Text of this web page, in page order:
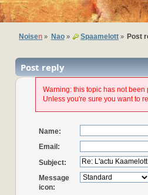
Noisen » Nao» Spaamelott» Post
Post reply
Warning: this topic has not
Unless you're sure you want to
Name:
Email:
Subject:
Message
icon: